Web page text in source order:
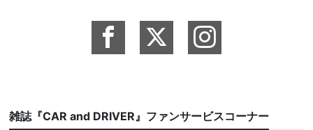
雑誌『CAR and DRIVER』ファンサービスコーナー